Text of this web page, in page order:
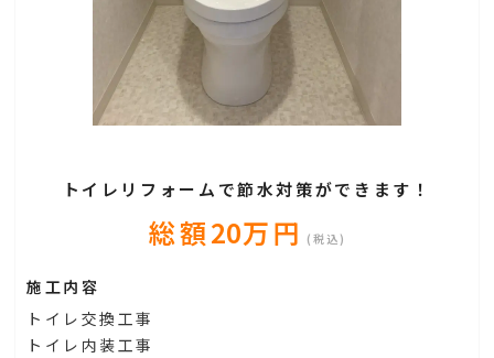
トイレリフォームで節水対策ができます！
総額20万円 (税込)
施工内容
トイレ交換工事
トイレ内装工事